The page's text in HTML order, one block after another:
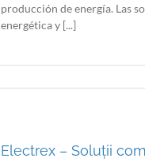
producción de energía. Las
energética y [...]
Electrex – Soluții